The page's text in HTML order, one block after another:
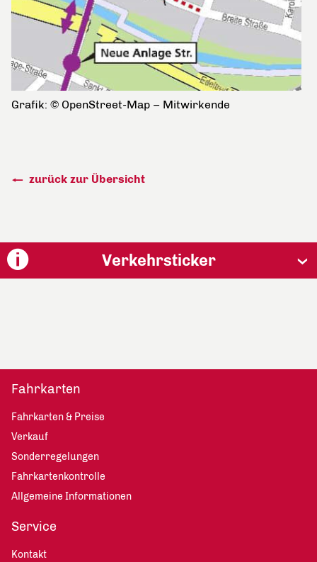
Grafik: © OpenStreet-Map – Mitwirkende
zurück zur Übersicht
Verkehrsticker
Fahrkarten
Fahrkarten & Preise
Verkauf
Sonderregelungen
Fahrkartenkontrolle
Allgemeine Informationen
Service
Kontakt